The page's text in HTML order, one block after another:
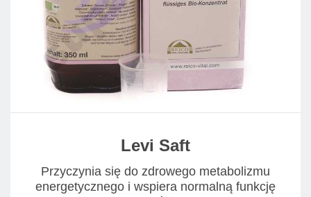
Levi Saft
Przyczynia się do zdrowego metabolizmu
energetycznego i wspiera normalną funkcję